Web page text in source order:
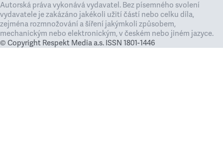
Autorská práva vykonává vydavatel. Bez písemného svolení
vydavatele je zakázáno jakékoli užití částí nebo celku díla,
zejména rozmnožování a šíření jakýmkoli způsobem,
mechanickým nebo elektronickým, v českém nebo jiném jazyce.
© Copyright Respekt Media a.s. ISSN 1801-1446